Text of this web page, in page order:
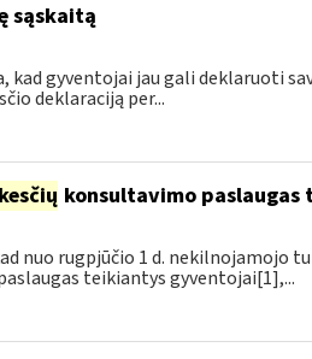
sąskaitą
gyventojai jau gali deklaruoti
deklaraciją per...
konsultavimo paslaugas
nuo rugpjūčio 1 d. nekilnojamojo
teikiantys gyventojai[1],...